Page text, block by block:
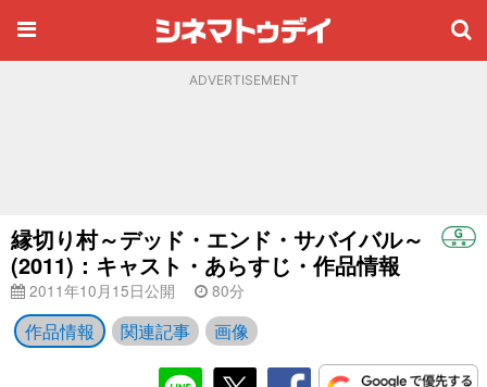
ADVERTISEMENT
縁切り村～デッド・エンド・サバイバル～
(2011)：キャスト・あらすじ・作品情報
2011年10月15日公開 80分
作品情報 関連記事 画像